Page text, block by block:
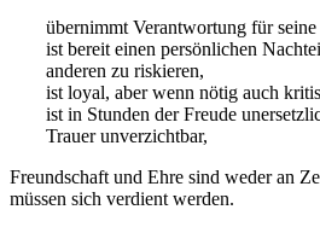
übernimmt Verantwortung für
ist bereit einen persönlichen
anderen zu riskieren,
ist loyal, aber wenn nötig auch
ist in Stunden der Freude
Trauer unverzichtbar,
Freundschaft und Ehre sind weder an
müssen sich verdient werden.